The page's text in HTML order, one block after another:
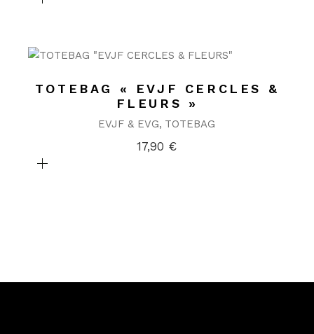
TOTEBAG « EVJF CERCLES &
FLEURS »
EVJF & EVG TOTEBAG
17,90 €